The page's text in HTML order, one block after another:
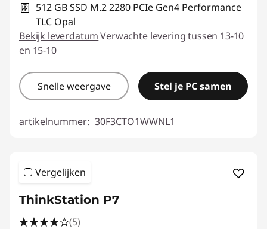
512 GB SSD M.2 2280 PCIe Gen4 Performance
TLC Opal
Bekijk leverdatumVerwachte levering tussen 13-10
en 15-10
Snelle weergave Stel je PC samen
artikelnummer: 30F3CTO1WWNL1
Vergelijken
ThinkStation P7
(5)